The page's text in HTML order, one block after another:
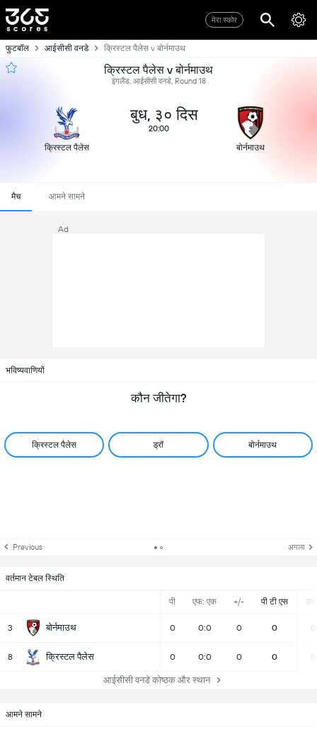
मेरा स्कोर
फुटबॉल आईसीसी वनडे क्रिस्टल पैलेस v बोर्नमाउथ
क्रिस्टल पैलेस v बोर्नमाउथ
इंगलैंड, आईसीसी वनडे, Round 18
क्रिस्टल पैलेस
बुध, ३० दिस
20:00
बोर्नमाउथ
मैच आमने सामने
Ad
भविष्यवाणियों
कौन जीतेगा?
क्रिस्टल पैलेस ड्रॉ बोर्नमाउथ
Previous अगला
वर्तमान टेबल स्थिति
पी एफ: एक +/- पी टी एस
3 बोर्नमाउथ 0 0:0 0 0 0
8 क्रिस्टल पैलेस 0 0:0 0 0 0
आईसीसी वनडे कोष्ठक और स्थान
आमने सामने